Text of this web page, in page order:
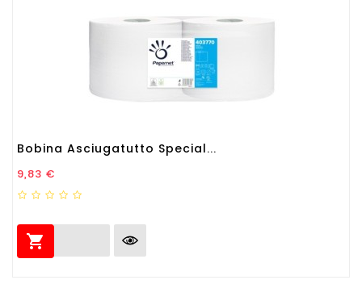
Bobina Asciugatutto Special...
Prezzo
9,83 €
